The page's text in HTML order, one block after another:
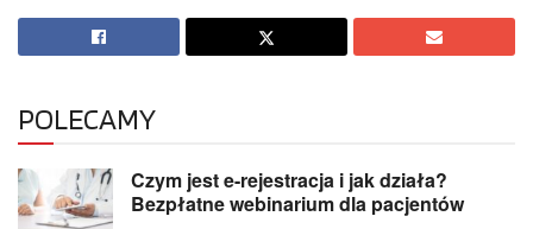
POLECAMY
Czym jest e-rejestracja i jak działa?
Bezpłatne webinarium dla pacjentów